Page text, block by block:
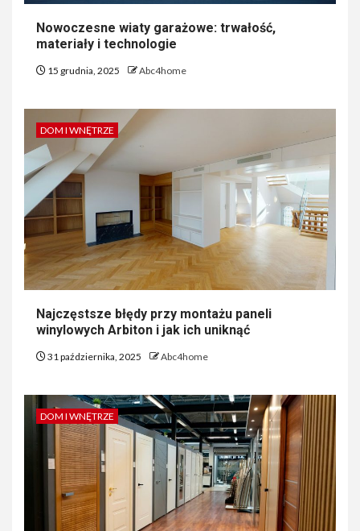
Nowoczesne wiaty garażowe: trwałość,
materiały i technologie
15 grudnia, 2025 Abc4home
DOM I WNĘTRZE
Najczęstsze błędy przy montażu paneli
winylowych Arbiton i jak ich uniknąć
31 października, 2025 Abc4home
DOM I WNĘTRZE